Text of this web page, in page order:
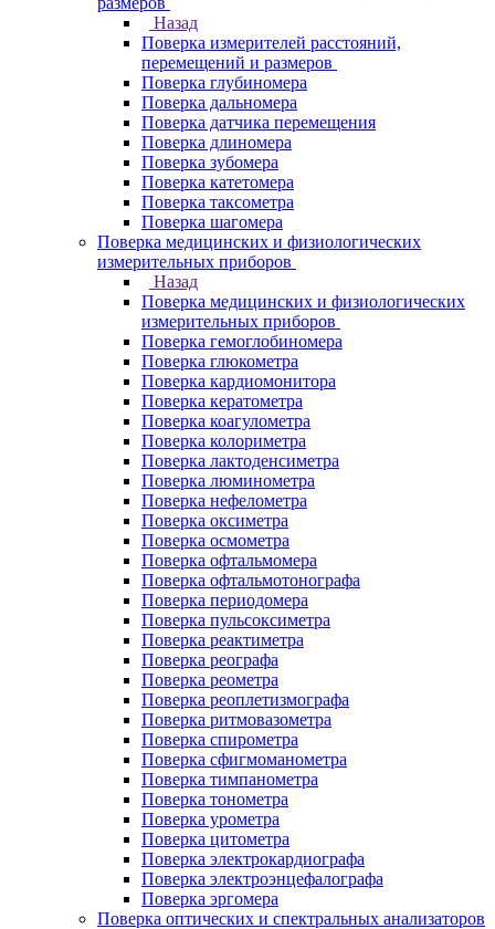
Назад
Поверка измерителей расстояний,
перемещений и размеров
Поверка глубиномера
Поверка дальномера
Поверка датчика перемещения
Поверка длиномера
Поверка зубомера
Поверка катетомера
Поверка таксометра
Поверка шагомера
Поверка медицинских и физиологических
измерительных приборов
Назад
Поверка медицинских и физиологических
измерительных приборов
Поверка гемоглобиномера
Поверка глюкометра
Поверка кардиомонитора
Поверка кератометра
Поверка коагулометра
Поверка колориметра
Поверка лактоденсиметра
Поверка люминометра
Поверка нефелометра
Поверка оксиметра
Поверка осмометра
Поверка офтальмомера
Поверка офтальмотонографа
Поверка периодомера
Поверка пульсоксиметра
Поверка реактиметра
Поверка реографа
Поверка реометра
Поверка реоплетизмографа
Поверка ритмовазометра
Поверка спирометра
Поверка сфигмоманометра
Поверка тимпанометра
Поверка тонометра
Поверка урометра
Поверка цитометра
Поверка электрокардиографа
Поверка электроэнцефалографа
Поверка эргомера
Поверка оптических и спектральных анализаторов